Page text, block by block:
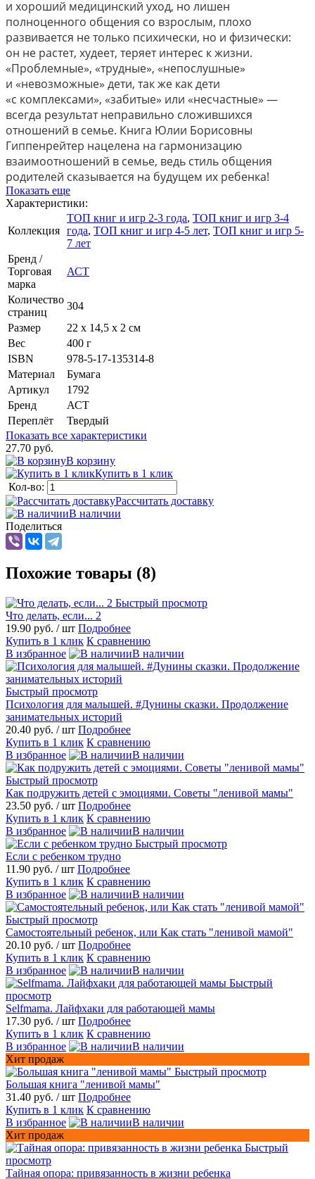
и хороший медицинский уход, но лишен
полноценного общения со взрослым, плохо
развивается не только психически, но и физически:
он не растет, худеет, теряет интерес к жизни.
«Проблемные», «трудные», «непослушные»
и «невозможные» дети, так же как дети
«с комплексами», «забитые» или «несчастные» —
всегда результат неправильно сложившихся
отношений в семье. Книга Юлии Борисовны
Гиппенрейтер нацелена на гармонизацию
взаимоотношений в семье, ведь стиль общения
родителей сказывается на будущем их ребенка!
Показать еще
Характеристики:
Коллекция
ТОП книг и игр 2-3 года, ТОП книг и игр 3-4
года, ТОП книг и игр 4-5 лет, ТОП книг и игр 5-
7 лет
Бренд /
Торговая
марка
АСТ
Количество
страниц
304
Размер
22 х 14,5 х 2 см
Вес
400 г
ISBN
978-5-17-135314-8
Материал
Бумага
Артикул
1792
Бренд
АСТ
Переплёт
Твердый
Показать все характеристики
27.70 руб.
В корзину
Купить в 1 клик
Кол-во:
Рассчитать доставку
В наличии
Поделиться
Похожие товары (8)
Быстрый просмотр
Что делать, если... 2
19.90 руб. / шт Подробнее
Купить в 1 клик К сравнению
В избранное
В наличии
Быстрый просмотр
Психология для малышей. #Дунины сказки. Продолжение
занимательных историй
20.40 руб. / шт Подробнее
Купить в 1 клик К сравнению
В избранное
В наличии
Быстрый просмотр
Как подружить детей с эмоциями. Советы "ленивой мамы"
23.50 руб. / шт Подробнее
Купить в 1 клик К сравнению
В избранное
В наличии
Быстрый просмотр
Если с ребенком трудно
11.90 руб. / шт Подробнее
Купить в 1 клик К сравнению
В избранное
В наличии
Быстрый просмотр
Самостоятельный ребенок, или Как стать "ленивой мамой"
20.10 руб. / шт Подробнее
Купить в 1 клик К сравнению
В избранное
В наличии
Быстрый
просмотр
Selfmama. Лайфхаки для работающей мамы
17.30 руб. / шт Подробнее
Купить в 1 клик К сравнению
В избранное
В наличии
Хит продаж
Быстрый просмотр
Большая книга "ленивой мамы"
31.40 руб. / шт Подробнее
Купить в 1 клик К сравнению
В избранное
В наличии
Хит продаж
Быстрый
просмотр
Тайная опора: привязанность в жизни ребенка